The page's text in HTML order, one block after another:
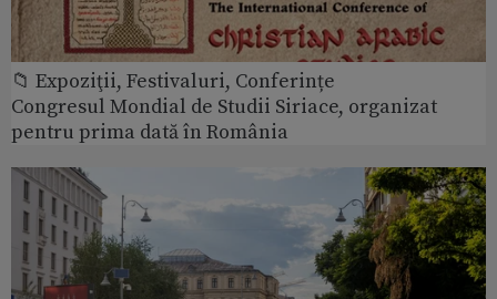
📁 Expoziţii, Festivaluri, Conferințe
Congresul Mondial de Studii Siriace, organizat
pentru prima dată în România